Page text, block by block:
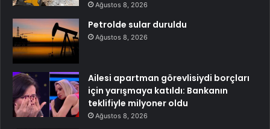
Ağustos 8, 2026
Petrolde sular duruldu
Ağustos 8, 2026
Ailesi apartman görevlisiydi borçları
için yarışmaya katıldı: Bankanın
teklifiyle milyoner oldu
Ağustos 8, 2026